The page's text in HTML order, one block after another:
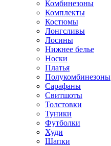
Комбинезоны
Комплекты
Костюмы
Лонгсливы
Лосины
Нижнее белье
Носки
Платья
Полукомбинезоны
Сарафаны
Свитшоты
Толстовки
Туники
Футболки
Худи
Шапки